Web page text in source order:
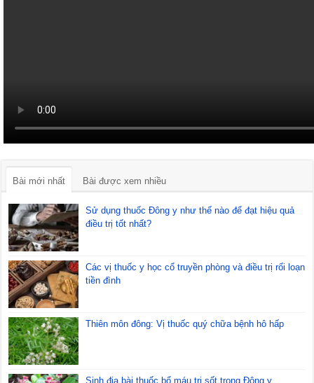
Bài mới nhất Bài được xem nhiều
Sử dụng thuốc Đông y như thế nào để đạt hiệu quả
điều trị tốt nhất?
Các vị thuốc y học cổ truyền phòng và điều trị rối loạn
tiền đình
Thiên môn đông: Vị thuốc quý chữa bệnh hô hấp
Sinh địa bài thuốc bổ máu trị sốt trong Đông y